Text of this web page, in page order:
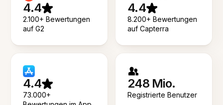
4.4
2.100+ Bewertungen
auf G2
4.4
8.200+ Bewertungen
auf Capterra
4.4
73.000+
248 Mio.
Registrierte Benutzer